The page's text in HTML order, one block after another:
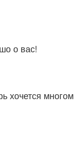
о вас!
хочется многом